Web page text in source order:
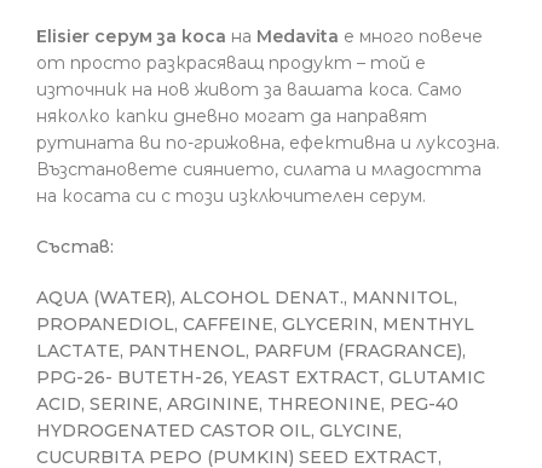
Elisier серум за коса на Medavita е много повече
от просто разкрасяващ продукт – той е
източник на нов живот за вашата коса. Само
няколко капки дневно могат да направят
рутината ви по-грижовна, ефективна и луксозна.
Възстановете сиянието, силата и младостта
на косата си с този изключителен серум.
Състав:
AQUA (WATER), ALCOHOL DENAT., MANNITOL,
PROPANEDIOL, CAFFEINE, GLYCERIN, MENTHYL
LACTATE, PANTHENOL, PARFUM (FRAGRANCE),
PPG-26- BUTETH-26, YEAST EXTRACT, GLUTAMIC
ACID, SERINE, ARGININE, THREONINE, PEG-40
HYDROGENATED CASTOR OIL, GLYCINE,
CUCURBITA PEPO (PUMKIN) SEED EXTRACT,